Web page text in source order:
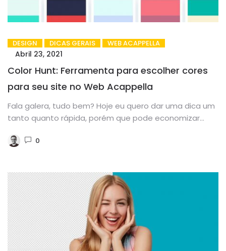
DESIGN DICAS GERAIS WEB ACAPPELLA
Abril 23, 2021
Color Hunt: Ferramenta para escolher cores
para seu site no Web Acappella
Fala galera, tudo bem? Hoje eu quero dar uma dica um
tanto quanto rápida, porém que pode economizar
0